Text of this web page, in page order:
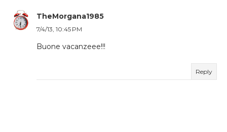
TheMorgana1985
7/4/13, 10:45 PM
Buone vacanzeee!!!
Reply